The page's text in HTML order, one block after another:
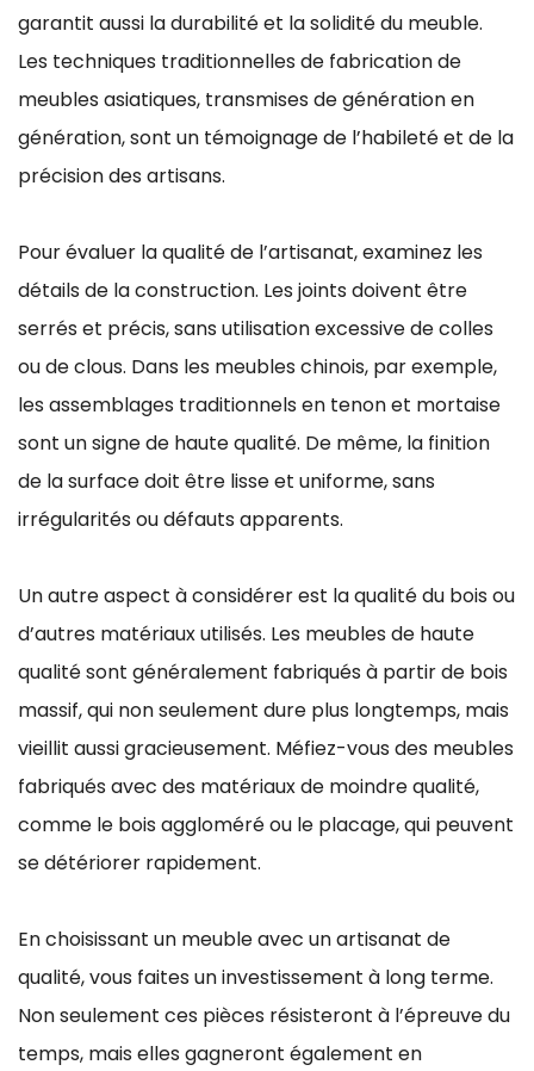
garantit aussi la durabilité et la solidité du meuble.
Les techniques traditionnelles de fabrication de
meubles asiatiques, transmises de génération en
génération, sont un témoignage de l’habileté et de la
précision des artisans.
Pour évaluer la qualité de l’artisanat, examinez les
détails de la construction. Les joints doivent être
serrés et précis, sans utilisation excessive de colles
ou de clous. Dans les meubles chinois, par exemple,
les assemblages traditionnels en tenon et mortaise
sont un signe de haute qualité. De même, la finition
de la surface doit être lisse et uniforme, sans
irrégularités ou défauts apparents.
Un autre aspect à considérer est la qualité du bois ou
d’autres matériaux utilisés. Les meubles de haute
qualité sont généralement fabriqués à partir de bois
massif, qui non seulement dure plus longtemps, mais
vieillit aussi gracieusement. Méfiez-vous des meubles
fabriqués avec des matériaux de moindre qualité,
comme le bois aggloméré ou le placage, qui peuvent
se détériorer rapidement.
En choisissant un meuble avec un artisanat de
qualité, vous faites un investissement à long terme.
Non seulement ces pièces résisteront à l’épreuve du
temps, mais elles gagneront également en